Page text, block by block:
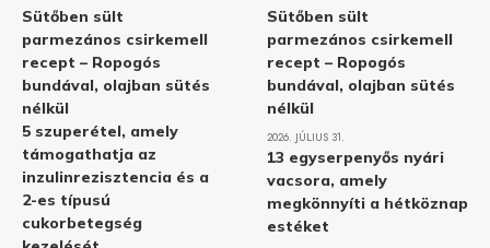
Sütőben sült
parmezános csirkemell
recept – Ropogós
bundával, olajban sütés
nélkül
5 szuperétel, amely
támogathatja az
inzulinrezisztencia és a
2-es típusú
cukorbetegség
Sütőben sült
parmezános csirkemell
recept – Ropogós
bundával, olajban sütés
nélkül
2026. JÚLIUS 31.
13 egyserpenyős nyári
vacsora, amely
megkönnyíti a hétköznap
estéket